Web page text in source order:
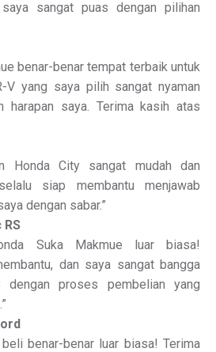
sangat puas dengan pilihan
benar-benar tempat terbaik untuk
V yang saya pilih sangat nyaman
harapan saya. Terima kasih atas
Honda City sangat mudah dan
siap membantu menjawab
dengan sabar.”
RS
Suka Makmue luar biasa!
dan saya sangat bangga
proses pembelian yang
benar-benar luar biasa! Terima